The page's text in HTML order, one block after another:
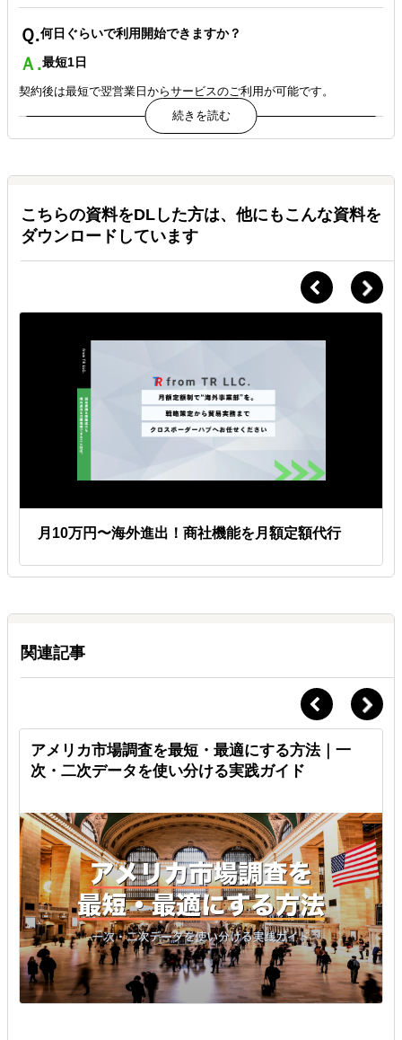
EC/Digital Marketingの運用パートナーの見直しで、 スピーディ
かつ柔軟な取り組みを実現した。
Tiger Corporation U.S.A.様
カスタマーサポートの課題を解決し、安定した サポートからテク
ノロジーを活かした体制へ。
Ｑ.何日ぐらいで利用開始できますか？
Ａ.最短1日
契約後は最短で翌営業日からサービスのご利用が可能です。
Ｑ.普段のアシスタントとのやりとりはどのように取りますか？
Ａ.
Chatworkなどご希望の手段でのやり取りが可能です。
Ｑ.対応可能な時間帯は決まっていますか？
地時間でサポート致します。日本時間に合わせたオンラインミーティ
ングも可能です。
マニュアルなどの用意がなく、業務の切り分けもできていな
いのですが依頼可能ですか？
マニュアル不要
実際はマニュアルがないクライアント様がほとんどですので、業務の
務サポート致します。
1ヶ月分のみ10時間まで翌月へ繰越可能です。
こちらの資料をDLした方は、他にもこんな資料を
ダウンロードしています
月10万円〜海外進出！商社機能を月額定額代行
関連記事
アメリカ市場調査を最短・最適にする方法｜一
次・二次データを使い分ける実践ガイド